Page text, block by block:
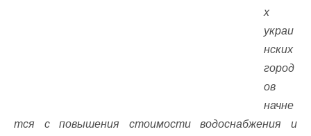
х
украи
нских
город
ов
начне
тся с повышения стоимости водоснабжения и